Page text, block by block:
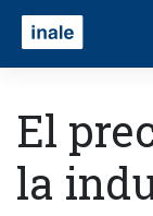
El
la